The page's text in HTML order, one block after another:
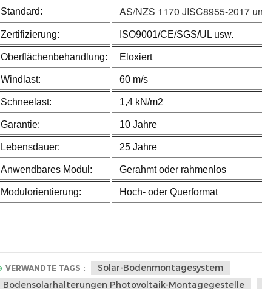
Standard: AS/NZS 1170 JISC8955-2017
Zertifizierung: ISO9001/CE/SGS/UL usw.
Oberflächenbehandlung: Eloxiert
Windlast: 60 m/s
Schneelast: 1,4 kN/m2
Garantie: 10 Jahre
Lebensdauer: 25 Jahre
Anwendbares Modul: Gerahmt oder rahmenlos
Modulorientierung: Hoch- oder Querformat
VERWANDTE TAGS :
Solar-Bodenmontagesystem
Bodensolarhalterungen Photovoltaik-Montagegestelle